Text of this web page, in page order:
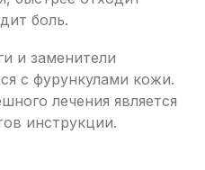
боль.
и заменители
с фурункулами кожи.
лечения является
инструкции.